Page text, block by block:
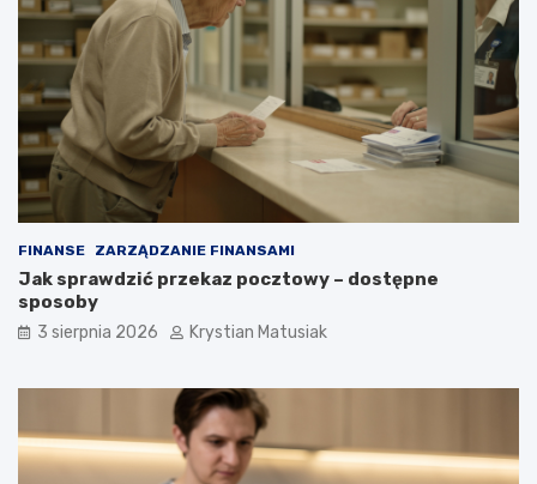
FINANSE ZARZĄDZANIE FINANSAMI
Jak sprawdzić przekaz pocztowy – dostępne
sposoby
3 sierpnia 2026 Krystian Matusiak